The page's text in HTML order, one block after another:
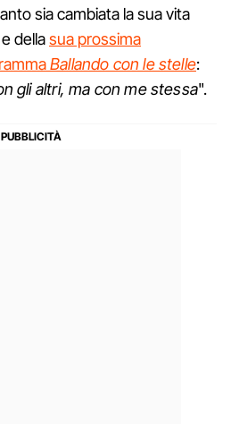
sia cambiata la sua vita
dellasua prossima
Ballando con le stelle:
gli altri, ma con me stessa".